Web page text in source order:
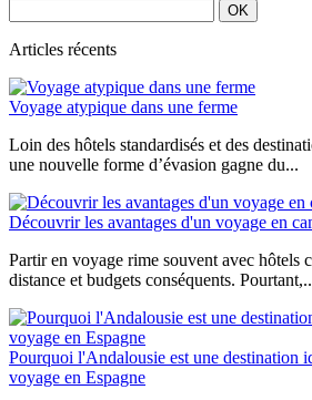
beauté
Polynésie
pour
prochain
voyage
Articles récents
Voyage atypique dans une ferme
Loin des hôtels standardisés et des
une nouvelle forme d’évasion gagne du...
Découvrir les avantages d'un voyage en
Partir en voyage rime souvent avec hôtels
distance et budgets conséquents.
Pourquoi l'Andalousie est une destination
voyage en Espagne